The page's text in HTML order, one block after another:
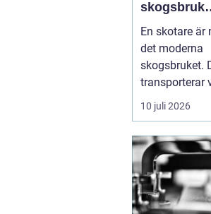
skogsbruk
teknik,
effektivitet
hållbarhet
En skotare är
det moderna
skogsbruket.
transporterar
från
till ...
10 juli 2026